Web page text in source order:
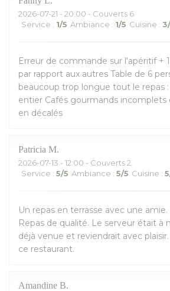
2026-07-21 - 20:00 - Couverts 6
Service : 1/5 Ambiance : 1/5 Cuisine : 3
Erreur de commande sur l'apéritif +
par rapport aux autres Table de 6
beaucoup trop longue tout le repas
entier Cafés gourmands incomplets
en décalés
Patricia M
2026-07-13 - 12:00 - Couverts 2
Service : 5/5 Ambiance : 5/5 Cuisine : 5
Un repas en terrasse avec une amie.
Repas de qualité. Le serveur était à
déjà venue et reviendrait avec
ce restaurant.
Amandine B